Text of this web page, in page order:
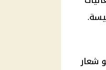
وهو شعار